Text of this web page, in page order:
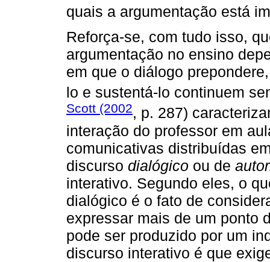
quais a argumentação está
Reforça-se, com tudo isso,
argumentação no ensino
em que o diálogo
lo e sustentá-lo continuem
Scott (2002, p. 287)
interação do professor em
comunicativas distribuídas
discurso dialógico ou de
interativo. Segundo eles, o
dialógico é o fato de
expressar mais de um ponto
pode ser produzido por um
discurso interativo é que